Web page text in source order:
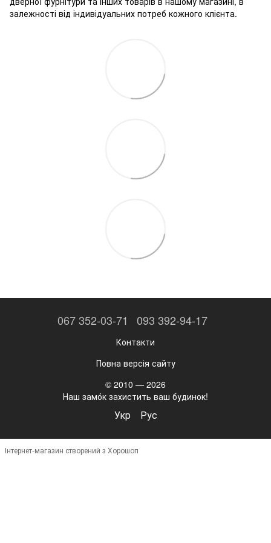
залежності від індивідуальних потреб кожного клієнта.
067 352-03-71 093 392-94-17
Контакти
Повна версія сайту
© 2010 — 2026
Наш замо́к захистить ваш будинок!
Укр Рус
Інтернет-магазин створений з Хорошоп